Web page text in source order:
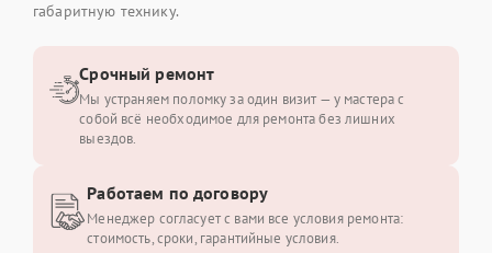
габаритную технику.
Срочный ремонт
Мы устраняем поломку за один визит — у мастера с
собой всё необходимое для ремонта без лишних
выездов.
Работаем по договору
Менеджер согласует с вами все условия ремонта:
стоимость, сроки, гарантийные условия.